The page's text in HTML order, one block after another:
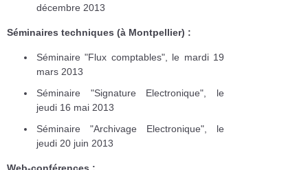
décembre 2013
Séminaires techniques (à Montpellier) :
Séminaire "Flux comptables", le mardi 19
mars 2013
Séminaire "Signature Electronique", le
jeudi 16 mai 2013
Séminaire "Archivage Electronique", le
jeudi 20 juin 2013
Web-conférences :